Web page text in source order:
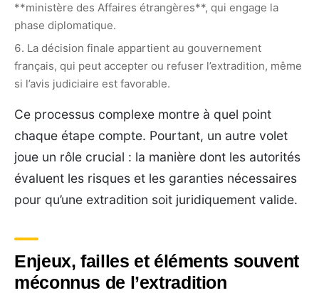
**ministère des Affaires étrangères**, qui engage la
phase diplomatique.
La décision finale appartient au gouvernement
français, qui peut accepter ou refuser l’extradition, même
si l’avis judiciaire est favorable.
Ce processus complexe montre à quel point
chaque étape compte. Pourtant, un autre volet
joue un rôle crucial : la manière dont les autorités
évaluent les risques et les garanties nécessaires
pour qu’une extradition soit juridiquement valide.
Enjeux, failles et éléments souvent
méconnus de l’extradition